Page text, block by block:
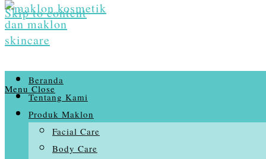
Skip to content
Menu Close
Beranda
Tentang Kami
Produk Maklon
Facial Care
Body Care